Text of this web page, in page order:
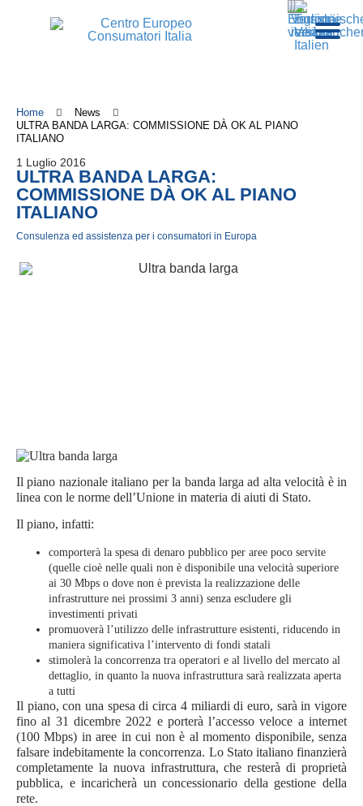
Home
News
ULTRA BANDA LARGA: COMMISSIONE DÀ OK AL PIANO
ITALIANO
1 Luglio 2016
ULTRA BANDA LARGA:
COMMISSIONE DÀ OK AL PIANO
ITALIANO
Consulenza ed assistenza per i consumatori in Europa
Il piano nazionale italiano per la banda larga ad alta velocità è in
linea con le norme dell’Unione in materia di aiuti di Stato.
Il piano, infatti:
comporterà la spesa di denaro pubblico per aree poco servite
(quelle cioè nelle quali non è disponibile una velocità superiore
ai 30 Mbps o dove non è prevista la realizzazione delle
infrastrutture nei prossimi 3 anni) senza escludere gli
investimenti privati
promuoverà l’utilizzo delle infrastrutture esistenti, riducendo in
maniera significativa l’intervento di fondi statali
stimolerà la concorrenza tra operatori e al livello del mercato al
dettaglio, in quanto la nuova infrastruttura sarà realizzata aperta
a tutti
Il piano, con una spesa di circa 4 miliardi di euro, sarà in vigore
fino al 31 dicembre 2022 e porterà l’accesso veloce a internet
(100 Mbps) in aree in cui non è al momento disponibile, senza
falsare indebitamente la concorrenza. Lo Stato italiano finanzierà
completamente la nuova infrastruttura, che resterà di proprietà
pubblica, e incaricherà un concessionario della gestione della
rete.